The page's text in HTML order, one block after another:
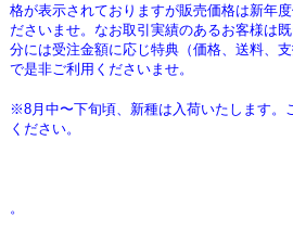
格が表示されておりますが販売価格は新年
ださいませ。なお取引実績のあるお客様は
分には受注金額に応じ特典（価格、送料、
で是非ご利用くださいませ。
※8月中〜下旬頃、新種は入荷いたします。
ください。
。